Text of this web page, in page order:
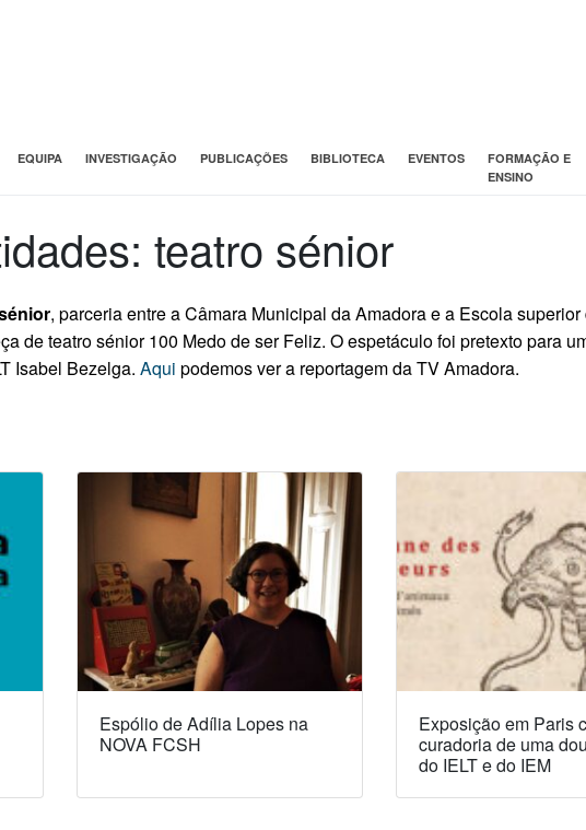
EQUIPA INVESTIGAÇÃO PUBLICAÇÕES BIBLIOTECA EVENTOS
FORMAÇÃO E
ENSINO
teatro sénior
, parceria entre a Câmara Municipal da Amadora e a Escola
de teatro sénior 100 Medo de ser Feliz. O espetáculo foi pretexto para
Isabel Bezelga. Aqui podemos ver a reportagem da TV Amadora.
Espólio de Adília Lopes na
NOVA FCSH
Exposição em Paris
curadoria de uma
do IELT e do IEM